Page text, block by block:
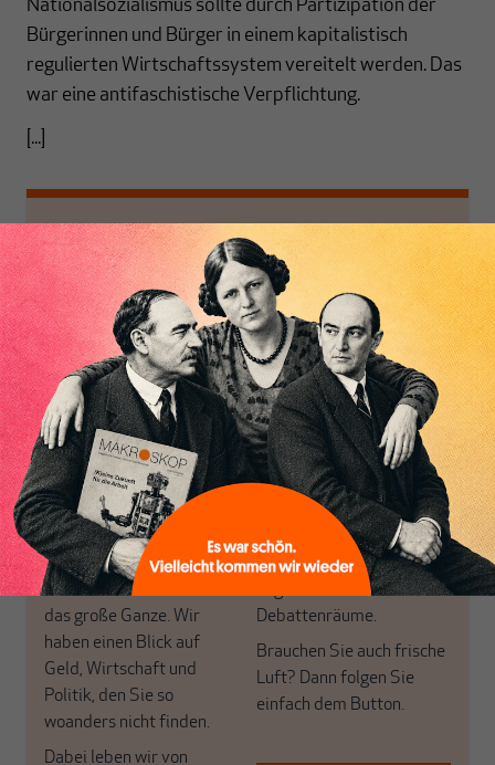
Nationalsozialismus sollte durch Partizipation der
Bürgerinnen und Bürger in einem kapitalistisch
regulierten Wirtschaftssystem vereitelt werden. Das
war eine antifaschistische Verpflichtung.
[...]
Nichts schreibt sich
von allein!
Nur für Abonnenten
MAKROSKOP analysiert
wirtschaftspolitische
Themen aus einer
postkeynesianischen
Perspektive und ist damit
in Deutschland einzigartig.
MAKROSKOP steht für
das große Ganze. Wir
haben einen Blick auf
Geld, Wirtschaft und
Politik, den Sie so
woanders nicht finden.
Dabei leben wir von
Wir verlassen die
journalistische Filterblase,
in der sich viele
eingerichtet haben. Wir
öffnen Fenster und
bringen frische Luft in die
engen und verstaubten
Debattenräume.
Brauchen Sie auch frische
Luft? Dann folgen Sie
einfach dem Button.